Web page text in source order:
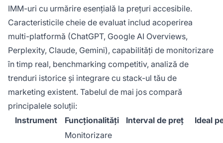
IMM-uri cu urmărire esențială la prețuri accesibile.
Caracteristicile cheie de evaluat includ acoperirea
multi-platformă (ChatGPT, Google AI Overviews,
Perplexity, Claude, Gemini), capabilități de monitorizare
în timp real, benchmarking competitiv, analiză de
trenduri istorice și integrare cu stack-ul tău de
marketing existent. Tabelul de mai jos compară
principalele soluții:
Instrument
Funcționalități Interval de preț Ideal
Monitorizare